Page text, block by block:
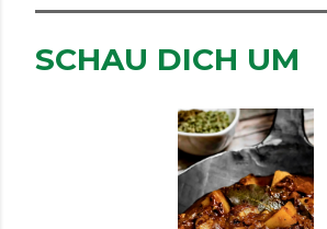
SCHAU DICH UM